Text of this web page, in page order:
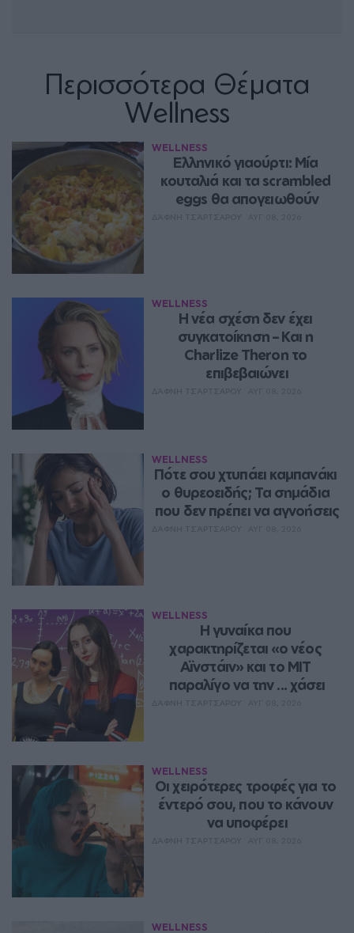
Περισσότερα Θέματα
Wellness
WELLNESS
Ελληνικό γιαούρτι: Μία
κουταλιά και τα scrambled
eggs θα απογειωθούν
WELLNESS
Η νέα σχέση δεν έχει
συγκατοίκηση – Και η
Charlize Theron το
επιβεβαιώνει
WELLNESS
Πότε σου χτυπάει καμπανάκι
ο θυρεοειδής; Τα σημάδια
που δεν πρέπει να αγνοήσεις
WELLNESS
Η γυναίκα που
χαρακτηρίζεται «ο νέος
Αϊνστάιν» και το MIT
παραλίγο να την ... χάσει
WELLNESS
Οι χειρότερες τροφές για το
έντερό σου, που το κάνουν
να υποφέρει
WELLNESS